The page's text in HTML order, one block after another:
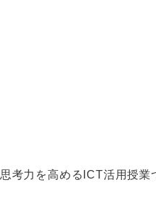
思考力を高めるICT活用授